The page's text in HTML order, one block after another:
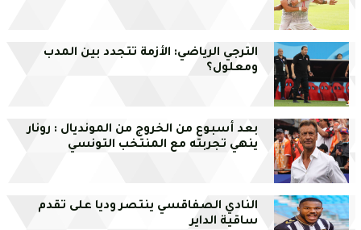
الترجي الرياضي: الأزمة تتجدد بين المدب
ومعلول؟
بعد أسبوع من الخروج من المونديال : رونار
ينهي تجربته مع المنتخب التونسي
النادي الصفاقسي ينتصر وديا على تقدم
ساقية الداير